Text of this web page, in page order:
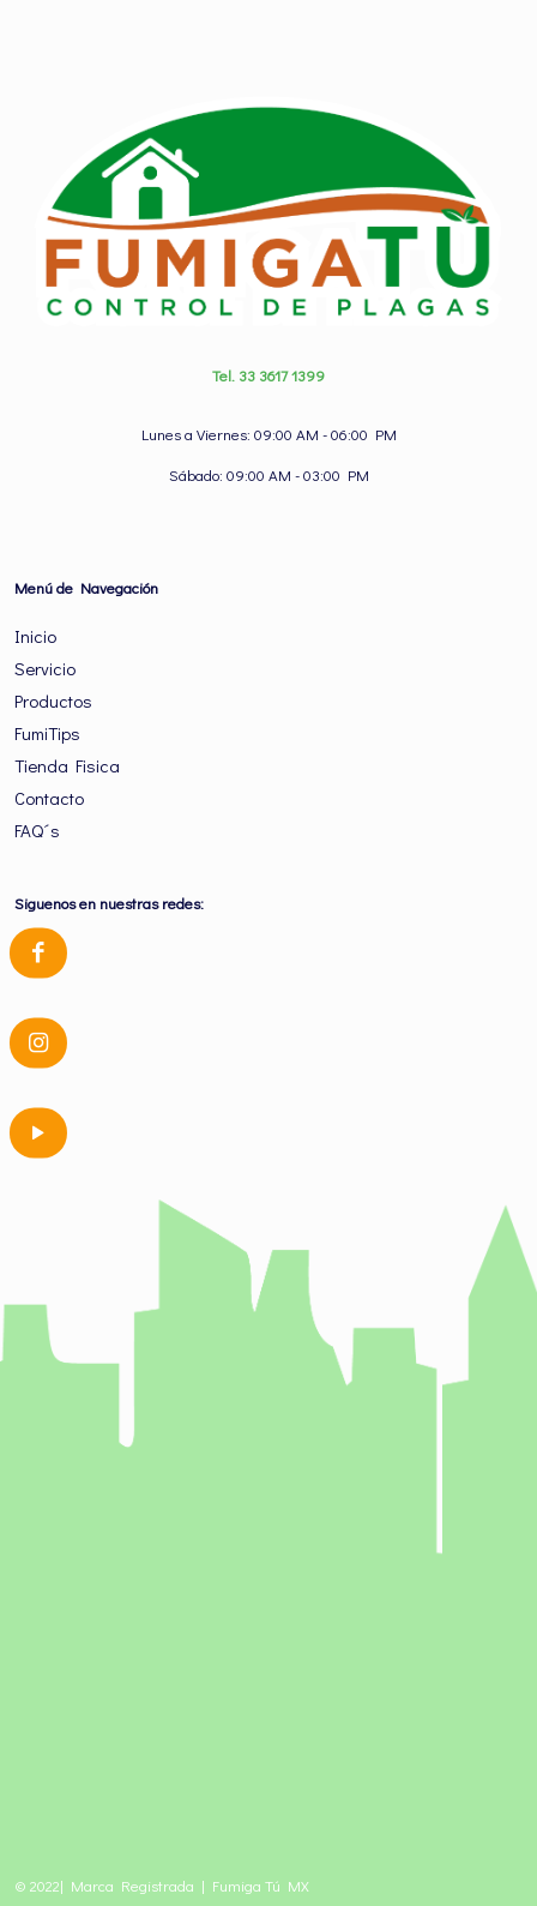
Tel. 33 3617 1399
Lunes a Viernes: 09:00 AM - 06:00 PM
Sábado: 09:00 AM - 03:00 PM
Menú de Navegación
Inicio
Servicio
Productos
FumiTips
Tienda Fisica
Contacto
FAQ´s
Siguenos en nuestras redes:
© 2022| Marca Registrada | Fumiga Tú MX